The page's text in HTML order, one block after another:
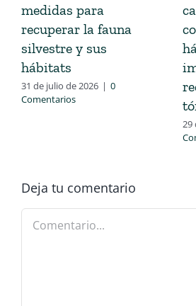
medidas para
recuperar la fauna
silvestre y sus
hábitats
31 de julio de 2026 | 0
Comentarios
29
Deja tu comentario
Comentario